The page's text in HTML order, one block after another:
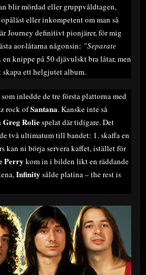
blir mördad eller gruppvåldtagen,
eller inkompetent om man så
Journey definitivt pionjärer, för mig
aor-låtarna någonsin: ”Separate
knippe på 50 djävulskt bra låtar, men
skapa ett helgjutet album.
som inledde de tre första plattorna med
rock ofSantana. Kanske inte så
Greg Roliespelat där tidigare. Det
två ultimatum till bandet: 1. skaffa en
kan ni börja servera kaffet, istället för
Perry kom in i bilden likt en räddande
Infinity sålde platina – the rest is